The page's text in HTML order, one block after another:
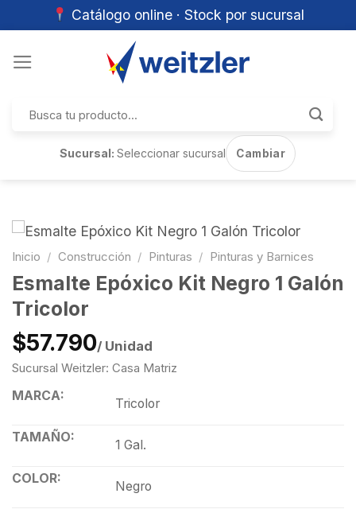
Catálogo online · Stock por sucursal
por:
Sucursal:Seleccionar sucursal Cambiar
Inicio / Construcción / Pinturas / Pinturas y Barnices
Esmalte Epóxico Kit Negro 1 Galón
Tricolor
$57.790/ Unidad
Sucursal Weitzler: Casa Matriz
MARCA:
Tricolor
TAMAÑO:
1 Gal.
COLOR:
Negro